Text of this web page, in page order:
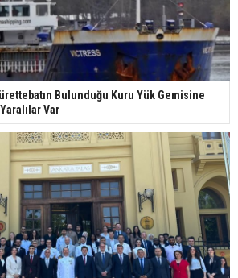
Bulunduğu Kuru Yük Gemisine
Var